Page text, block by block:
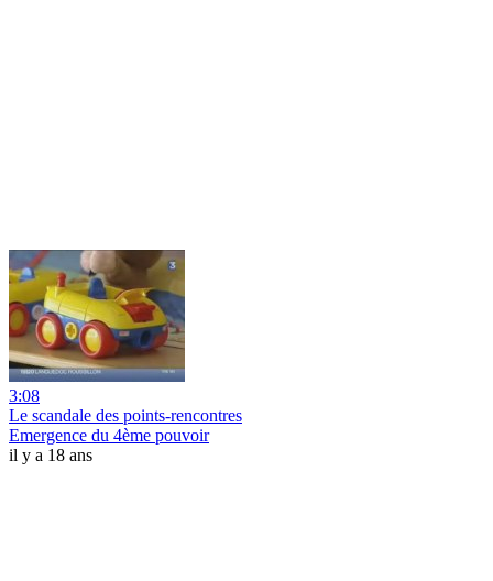
3:08
Le scandale des points-rencontres
Emergence du 4ème pouvoir
il y a 18 ans